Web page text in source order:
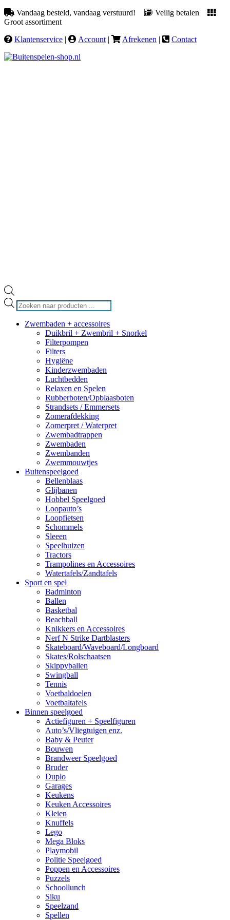
Vandaag besteld, vandaag verstuurd!
Veilig betalen
Groot assortiment
Klantenservice | Account | Afrekenen | Contact
Producten
zoeken
Zwembaden + accessoires
Duikbril + Zwembril + Snorkel
Filterpompen
Filters
Hygiëne
Kinderzwembaden
Luchtbedden
Relaxen en Spelen
Rubberboten/Opblaasboten
Strandsets / Emmersets
Zomerafdekking
Zomerpret / Waterpret
Zwembadtrappen
Zwembaden
Zwembanden
Zwemmouwtjes
Buitenspeelgoed
Bellenblaas
Glijbanen
Hobbel Speelgoed
Loopauto’s
Loopfietsen
Schommels
Sleeen
Speelhuizen
Tractors
Trampolines en Accessoires
Watertafels/Zandtafels
Sport en spel
Badminton
Ballen
Basketbal
Beachball
Knikkers en Accessoires
Nerf N Strike Dartblasters
Skateboard/Waveboard/Longboard
Skates/Rolschaatsen
Skippyballen
Swingball
Tennis
Voetbaldoelen
Voetbaltafels
Binnen speelgoed
Actiefiguren + Speelfiguren
Auto’s/Vliegtuigen enz.
Baby & Peuter
Bouwen
Brandweer Speelgoed
Bruder
Duplo
Garages
Keukens
Keuken Accessoires
Kleien
Knuffels
Lego
Mega Bloks
Playmobil
Politie Speelgoed
Poppen en Accessoires
Puzzels
Schoollunch
Siku
Speelzand
Spellen